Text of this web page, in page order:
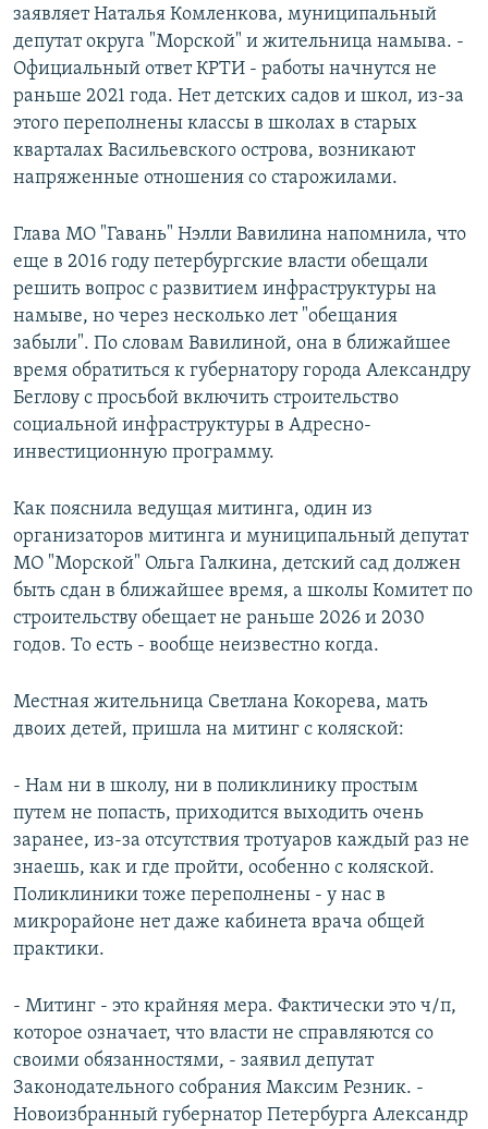
заявляет Наталья Комленкова, муниципальный
депутат округа "Морской" и жительница намыва. -
Официальный ответ КРТИ - работы начнутся не
раньше 2021 года. Нет детских садов и школ, из-за
этого переполнены классы в школах в старых
кварталах Васильевского острова, возникают
напряженные отношения со старожилами.
Глава МО "Гавань" Нэлли Вавилина напомнила, что
еще в 2016 году петербургские власти обещали
решить вопрос с развитием инфраструктуры на
намыве, но через несколько лет "обещания
забыли". По словам Вавилиной, она в ближайшее
время обратиться к губернатору города Александру
Беглову с просьбой включить строительство
социальной инфраструктуры в Адресно-
инвестиционную программу.
Как пояснила ведущая митинга, один из
организаторов митинга и муниципальный депутат
МО "Морской" Ольга Галкина, детский сад должен
быть сдан в ближайшее время, а школы Комитет по
строительству обещает не раньше 2026 и 2030
годов. То есть - вообще неизвестно когда.
Местная жительница Светлана Кокорева, мать
двоих детей, пришла на митинг с коляской:
- Нам ни в школу, ни в поликлинику простым
путем не попасть, приходится выходить очень
заранее, из-за отсутствия тротуаров каждый раз не
знаешь, как и где пройти, особенно с коляской.
Поликлиники тоже переполнены - у нас в
микрорайоне нет даже кабинета врача общей
практики.
- Митинг - это крайняя мера. Фактически это ч/п,
которое означает, что власти не справляются со
своими обязанностями, - заявил депутат
Законодательного собрания Максим Резник. -
Новоизбранный губернатор Петербурга Александр